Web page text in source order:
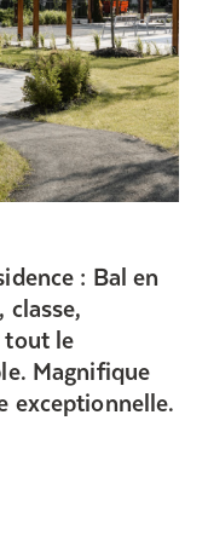
: Bal en
tout le
Magnifique
exceptionnelle.